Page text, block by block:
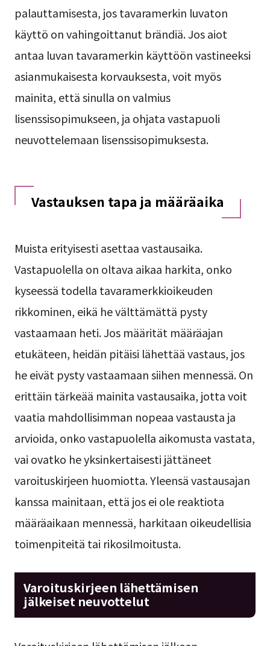
palauttamisesta, jos tavaramerkin luvaton
käyttö on vahingoittanut brändiä. Jos aiot
antaa luvan tavaramerkin käyttöön vastineeksi
asianmukaisesta korvauksesta, voit myös
mainita, että sinulla on valmius
lisenssisopimukseen, ja ohjata vastapuoli
neuvottelemaan lisenssisopimuksesta.
Vastauksen tapa ja määräaika
Muista erityisesti asettaa vastausaika.
Vastapuolella on oltava aikaa harkita, onko
kyseessä todella tavaramerkkioikeuden
rikkominen, eikä he välttämättä pysty
vastaamaan heti. Jos määrität määräajan
etukäteen, heidän pitäisi lähettää vastaus, jos
he eivät pysty vastaamaan siihen mennessä. On
erittäin tärkeää mainita vastausaika, jotta voit
vaatia mahdollisimman nopeaa vastausta ja
arvioida, onko vastapuolella aikomusta vastata,
vai ovatko he yksinkertaisesti jättäneet
varoituskirjeen huomiotta. Yleensä vastausajan
kanssa mainitaan, että jos ei ole reaktiota
määräaikaan mennessä, harkitaan oikeudellisia
toimenpiteitä tai rikosilmoitusta.
Varoituskirjeen lähettämisen
jälkeiset neuvottelut